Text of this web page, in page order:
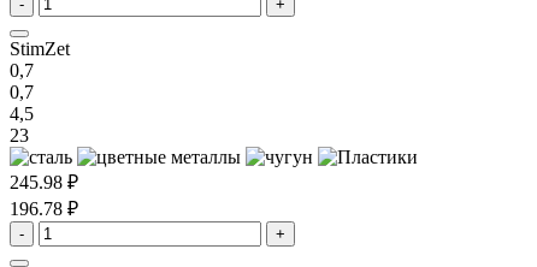
- +
StimZet
0,7
0,7
4,5
23
245.98 ₽
196.78 ₽
- +